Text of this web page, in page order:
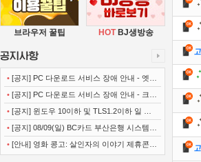
브라우저 꿀팁 HOTBJ생방송
• [공지] PC 다운로드 서비스 장애 안내 - 엣지
(Microsoft Edge)
• [공지] PC 다운로드 서비스 장애 안내 - 크롬
(Chrome)
• [공지] 윈도우 10이하 및 TLS1.2이하 일 경
우 사이트 이용불가 안내
• [공지] 08/09(일) BC카드 부산은행 시스템
정기점검 안내
• [안내] 영화 콩고: 살인자의 이야기 제휴콘텐